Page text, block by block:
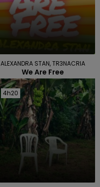
ALEXANDRA STAN, TR3NACRIA
We Are Free
4h20
4h20